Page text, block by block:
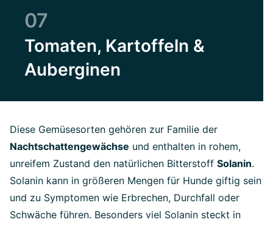
07
Tomaten, Kartoffeln &
Auberginen
Diese Gemüsesorten gehören zur Familie der
Nachtschattengewächse und enthalten in rohem,
unreifem Zustand den natürlichen Bitterstoff Solanin.
Solanin kann in größeren Mengen für Hunde giftig sein
und zu Symptomen wie Erbrechen, Durchfall oder
Schwäche führen. Besonders viel Solanin steckt in